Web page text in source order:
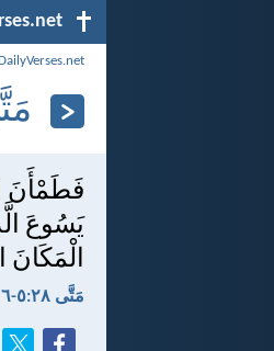
مَتَّى
فَطَمْأَنَ
يَسُوعَ
مَتَّى ٢٨:‏٥-‏٦